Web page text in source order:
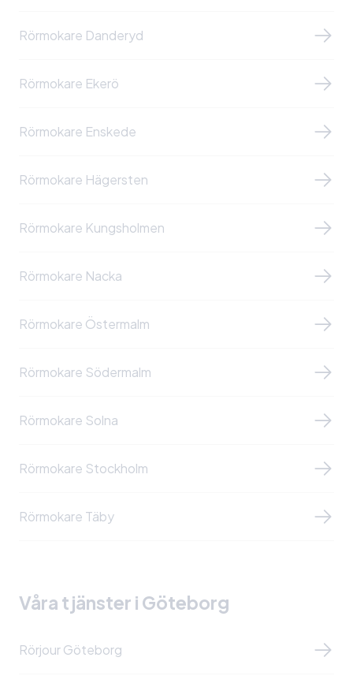
Rörmokare Danderyd
Rörmokare Ekerö
Rörmokare Enskede
Rörmokare Hägersten
Rörmokare Kungsholmen
Rörmokare Nacka
Rörmokare Östermalm
Rörmokare Södermalm
Rörmokare Solna
Rörmokare Stockholm
Rörmokare Täby
Våra tjänster i Göteborg
Rörjour Göteborg